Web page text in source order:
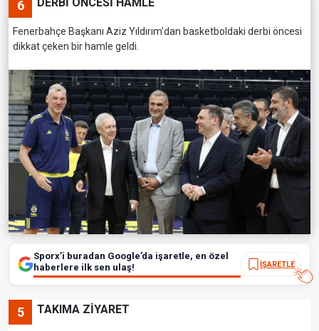
6
Fenerbahçe Başkanı Aziz Yıldırım'dan basketboldaki derbi öncesi
dikkat çeken bir hamle geldi.
Sporx’i buradan Google’da işaretle, en özel
haberlere ilk sen ulaş!
İŞARETLE
5 TAKIMA ZİYARET